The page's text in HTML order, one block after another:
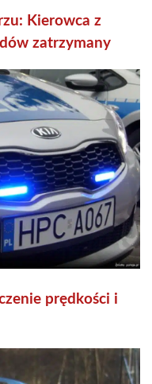
Kierowca z
zatrzymany
prędkości i